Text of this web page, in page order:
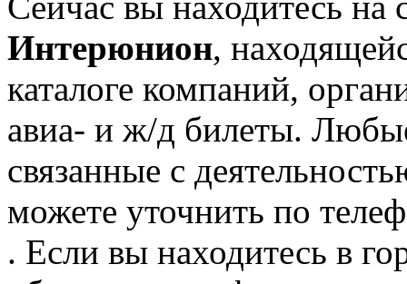
Интерюнион,
каталоге компаний,
авиа- и ж/д билеты.
связанные с
можете уточнить по
. Если вы находитесь в